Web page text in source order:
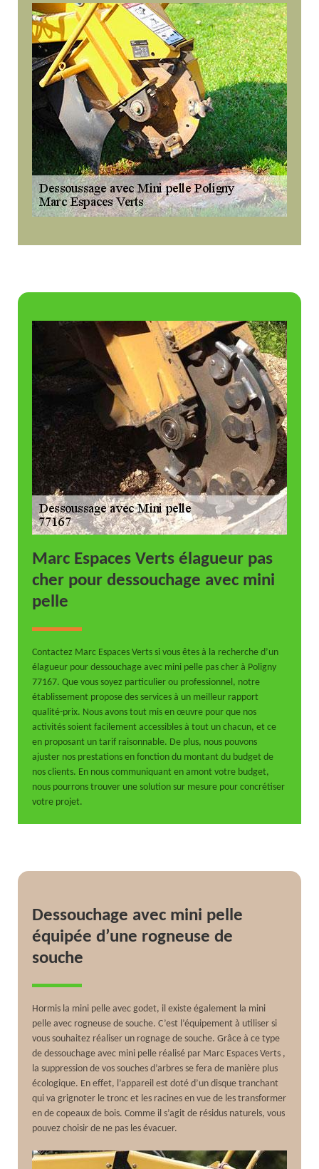
Marc Espaces Verts élagueur pas
cher pour dessouchage avec mini
pelle
Contactez Marc Espaces Verts si vous êtes à la recherche d’un
élagueur pour dessouchage avec mini pelle pas cher à Poligny
77167. Que vous soyez particulier ou professionnel, notre
établissement propose des services à un meilleur rapport
qualité-prix. Nous avons tout mis en œuvre pour que nos
activités soient facilement accessibles à tout un chacun, et ce
en proposant un tarif raisonnable. De plus, nous pouvons
ajuster nos prestations en fonction du montant du budget de
nos clients. En nous communiquant en amont votre budget,
nous pourrons trouver une solution sur mesure pour concrétiser
votre projet.
Dessouchage avec mini pelle
équipée d’une rogneuse de
souche
Hormis la mini pelle avec godet, il existe également la mini
pelle avec rogneuse de souche. C’est l’équipement à utiliser si
vous souhaitez réaliser un rognage de souche. Grâce à ce type
de dessouchage avec mini pelle réalisé par Marc Espaces Verts ,
la suppression de vos souches d’arbres se fera de manière plus
écologique. En effet, l’appareil est doté d’un disque tranchant
qui va grignoter le tronc et les racines en vue de les transformer
en de copeaux de bois. Comme il s’agit de résidus naturels, vous
pouvez choisir de ne pas les évacuer.